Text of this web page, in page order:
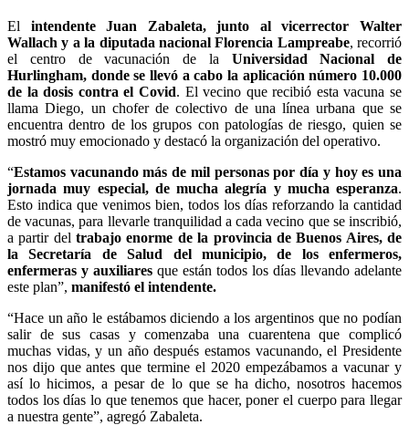
El intendente Juan Zabaleta, junto al vicerrector Walter
Wallach y a la diputada nacional Florencia Lampreabe, recorrió
el centro de vacunación de la Universidad Nacional de
Hurlingham, donde se llevó a cabo la aplicación número 10.000
de la dosis contra el Covid. El vecino que recibió esta vacuna se
llama Diego, un chofer de colectivo de una línea urbana que se
encuentra dentro de los grupos con patologías de riesgo, quien se
mostró muy emocionado y destacó la organización del operativo.
“Estamos vacunando más de mil personas por día y hoy es una
jornada muy especial, de mucha alegría y mucha esperanza.
Esto indica que venimos bien, todos los días reforzando la cantidad
de vacunas, para llevarle tranquilidad a cada vecino que se inscribió,
a partir del trabajo enorme de la provincia de Buenos Aires, de
la Secretaría de Salud del municipio, de los enfermeros,
enfermeras y auxiliares que están todos los días llevando adelante
este plan”, manifestó el intendente.
“Hace un año le estábamos diciendo a los argentinos que no podían
salir de sus casas y comenzaba una cuarentena que complicó
muchas vidas, y un año después estamos vacunando, el Presidente
nos dijo que antes que termine el 2020 empezábamos a vacunar y
así lo hicimos, a pesar de lo que se ha dicho, nosotros hacemos
todos los días lo que tenemos que hacer, poner el cuerpo para llegar
a nuestra gente”, agregó Zabaleta.